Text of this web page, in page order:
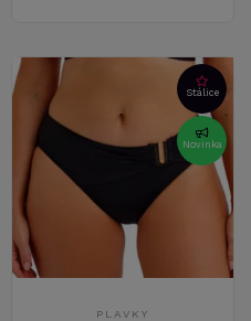
Stálice
Novinka
PLAVKY